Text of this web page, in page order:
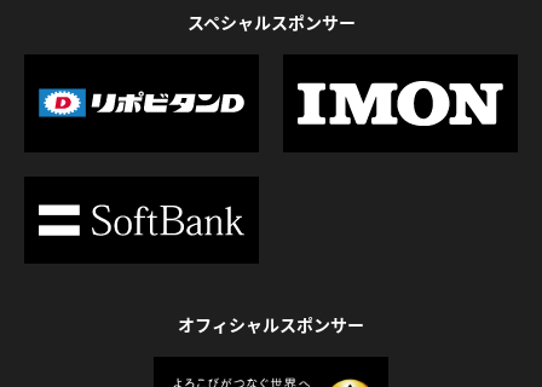
スペシャルスポンサー
オフィシャルスポンサー